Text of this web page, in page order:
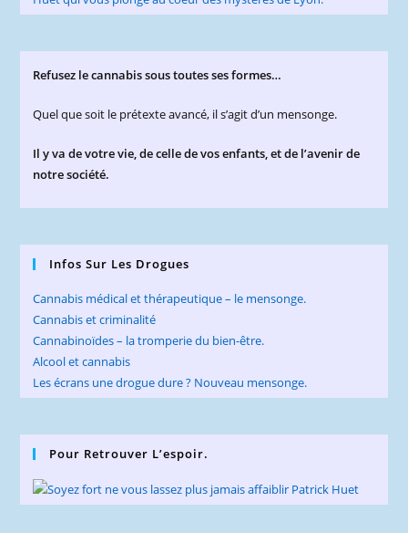
Refusez le cannabis sous toutes ses formes…
Quel que soit le prétexte avancé, il s’agit d’un mensonge.
Il y va de votre vie, de celle de vos enfants, et de l’avenir de
notre société.
Infos Sur Les Drogues
Cannabis médical et thérapeutique – le mensonge.
Cannabis et criminalité
Cannabinoïdes – la tromperie du bien-être.
Alcool et cannabis
Les écrans une drogue dure ? Nouveau mensonge.
Pour Retrouver L’espoir.